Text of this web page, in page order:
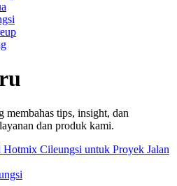
tips, insight, dan
dan produk kami.